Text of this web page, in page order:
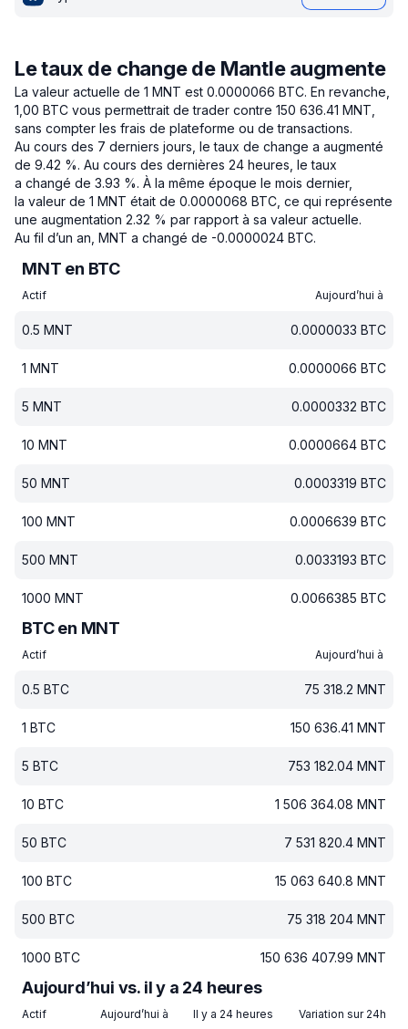
Le taux de change de Mantle augmente
La valeur actuelle de 1 MNT est 0.0000066 BTC. En revanche,
1,00 BTC vous permettrait de trader contre 150 636.41 MNT,
sans compter les frais de plateforme ou de transactions.
Au cours des 7 derniers jours, le taux de change a augmenté
de 9.42 %. Au cours des dernières 24 heures, le taux
a changé de 3.93 %. À la même époque le mois dernier,
la valeur de 1 MNT était de 0.0000068 BTC, ce qui représente
une augmentation 2.32 % par rapport à sa valeur actuelle.
Au fil d’un an, MNT a changé de -0.0000024 BTC.
MNT en BTC
Actif Aujourd’hui à
0.5 MNT 0.0000033 BTC
1 MNT 0.0000066 BTC
5 MNT 0.0000332 BTC
10 MNT 0.0000664 BTC
50 MNT 0.0003319 BTC
100 MNT 0.0006639 BTC
500 MNT 0.0033193 BTC
1000 MNT 0.0066385 BTC
BTC en MNT
Actif Aujourd’hui à
0.5 BTC 75 318.2 MNT
1 BTC 150 636.41 MNT
5 BTC 753 182.04 MNT
10 BTC 1 506 364.08 MNT
50 BTC 7 531 820.4 MNT
100 BTC 15 063 640.8 MNT
500 BTC 75 318 204 MNT
1000 BTC 150 636 407.99 MNT
Aujourd’hui vs. il y a 24 heures
Actif Aujourd’hui à Il y a 24 heures Variation sur 24h